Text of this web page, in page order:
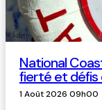
National
fierté et défis
1 Août 2026 09h00